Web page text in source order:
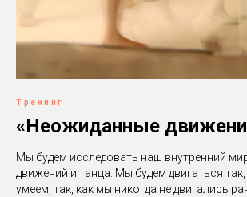
Тренинг
«Неожиданные
Мы будем исследовать наш внутренний
движений и танца. Мы будем двигаться
умеем, так, как мы никогда не двигались